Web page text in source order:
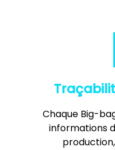
Chaque Big-
informations